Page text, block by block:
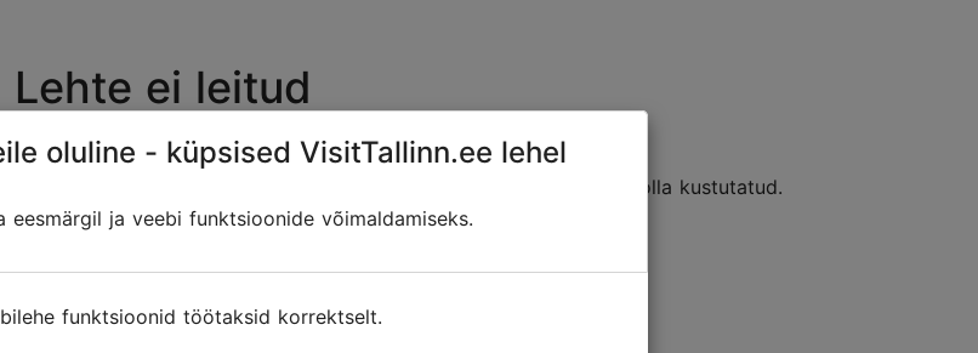
Lehte ei leitud
olla muutunud, kui sisu on üle viidud teise asukohta; sisu võib olla kustutatud.
Turismiportaalist, mis võivad otsitut sisaldada:
oluline - küpsised VisitTallinn.ee lehel
eesmärgil ja veebi funktsioonide võimaldamiseks.
funktsioonid töötaksid korrektselt.